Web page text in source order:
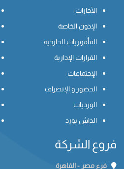
الأجازات
الإذون الخاصة
المأموريات الخارجيه
القرارات الإدارية
الإجتماعات
الحضور و الإنصراف
الورديات
الداش بورد
فروع الشركة
فرع مصر - القاهرة